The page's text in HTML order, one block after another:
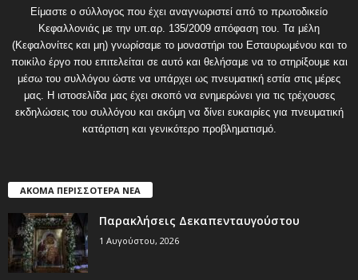
Είμαστε ο σύλλογος που έχει αναγνωριστεί από το πρωτοδικείο
Κεφαλλονιάς με την υπ.αρ. 135/2009 απόφαση του. Τα μέλη
(Κεφαλονίτες και μη) γνωρίσαμε το μοναστήρι του Εσταυρωμένου και το
ποικίλο έργο που επιτελείται σε αυτό και θελήσαμε να το στηρίξουμε και
μέσω του συλλόγου ώστε να υπάρχει ως πνευματική εστία στις μέρες
μας. Η ιστοσελίδα μας έχει σκοπό να ενημερώνει για τις τρέχουσες
εκδηλώσεις του συλλόγου και ακόμη να δίνει ευκαιρίες για πνευματική
κατάρτιση και γενικότερο προβληματισμό.
ΑΚΟΜΑ ΠΕΡΙΣΣΟΤΕΡΑ ΝΕΑ
Παρακλήσεις Δεκαπενταυγούστου
1 Αυγούστου, 2026